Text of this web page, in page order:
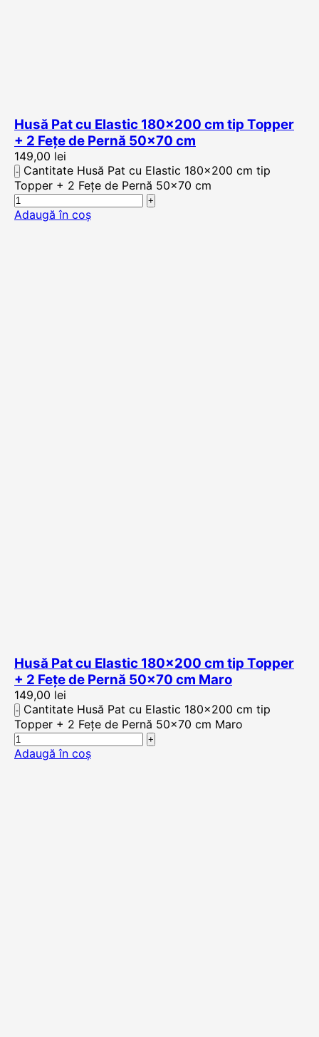
Husă Pat cu Elastic 180×200 cm tip Topper
+ 2 Fețe de Pernă 50×70 cm
149,00 lei
Cantitate Husă Pat cu Elastic 180x200 cm tip
Topper + 2 Fețe de Pernă 50x70 cm
Adaugă în coș
Husă Pat cu Elastic 180×200 cm tip Topper
+ 2 Fețe de Pernă 50×70 cm Maro
149,00 lei
Cantitate Husă Pat cu Elastic 180x200 cm tip
Topper + 2 Fețe de Pernă 50x70 cm Maro
Adaugă în coș